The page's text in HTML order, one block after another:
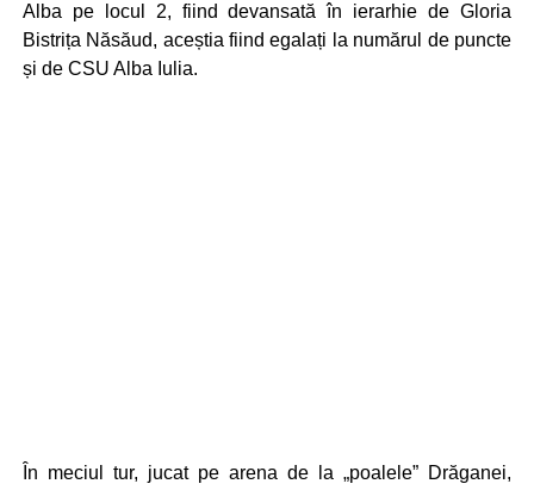
Alba pe locul 2, fiind devansată în ierarhie de Gloria
Bistrița Năsăud, aceștia fiind egalați la numărul de puncte
și de CSU Alba Iulia.
În meciul tur, jucat pe arena de la „poalele” Drăganei,